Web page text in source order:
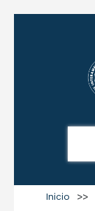
Inicio >>